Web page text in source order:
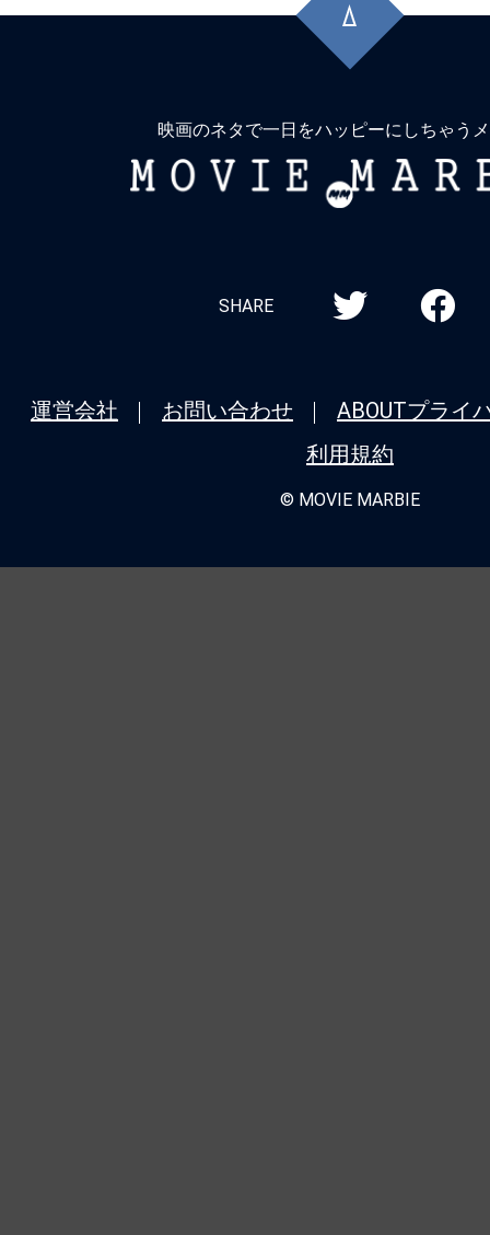
頭
に
映画のネタで一日をハッピーにしちゃう
MOVIE
SHARE
運営会社 お問い合わせ ABOUTプライ
利用規約
© MOVIE MARBIE